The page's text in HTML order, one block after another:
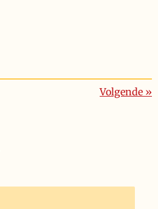
Volgende »